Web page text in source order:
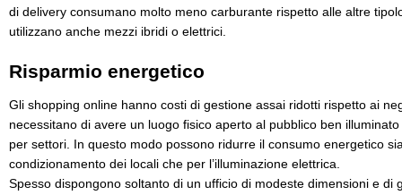
di delivery consumano molto meno carburante rispetto alle altre
utilizzano anche mezzi ibridi o elettrici.
Risparmio energetico
Gli shopping online hanno costi di gestione assai ridotti rispetto ai
necessitano di avere un luogo fisico aperto al pubblico ben
per settori. In questo modo possono ridurre il consumo energetico
condizionamento dei locali che per l’illuminazione elettrica.
Spesso dispongono soltanto di un ufficio di modeste dimensioni e di